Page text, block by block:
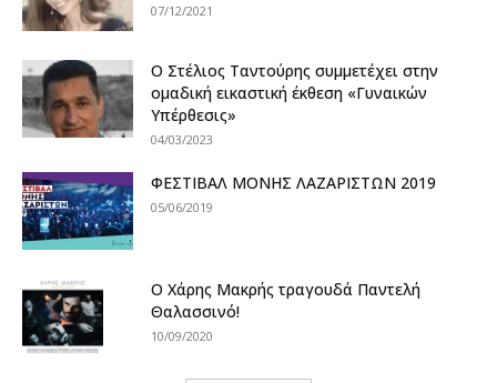
07/12/2021
Ο Στέλιος Ταντούρης συμμετέχει στην
ομαδική εικαστική έκθεση «Γυναικών
Υπέρθεσις»
04/03/2023
ΦΕΣΤΙΒΑΛ ΜΟΝΗΣ ΛΑΖΑΡΙΣΤΩΝ 2019
05/06/2019
Ο Χάρης Μακρής τραγουδά Παντελή
Θαλασσινό!
10/09/2020